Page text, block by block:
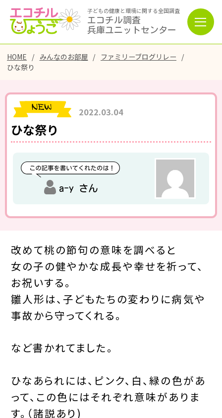
子どもの健康と環境に関する全国調査
エコチル調査
兵庫ユニットセンター
HOME みんなのお部屋
ファミリーブログリレー
ひな祭り
2022.03.04
ひな祭り
a-y さん
改めて桃の節句の意味を調べると
女の子の健やかな成長や幸せを祈って、
お祝いする。
雛人形は、子どもたちの変わりに病気や
事故から守ってくれる。
など書かれてました。
ひなあられには、ピンク、白、緑の色があ
って、この色にはそれぞれ意味がありま
す。（諸説あり)